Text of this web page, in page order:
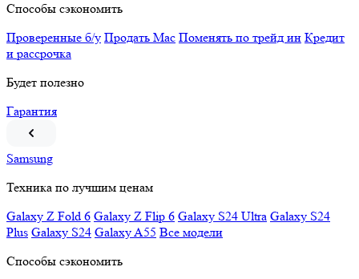
Способы сэкономить
Проверенные б/у Продать Mac Поменять по трейд ин Кредит
и рассрочка
Будет полезно
Гарантия
Samsung
Техника по лучшим ценам
Galaxy Z Fold 6 Galaxy Z Flip 6 Galaxy S24 Ultra Galaxy S24
Plus Galaxy S24 Galaxy A55 Все модели
Способы сэкономить